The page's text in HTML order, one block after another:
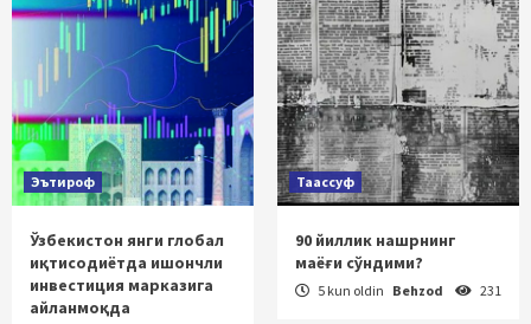
Эътироф
Ўзбекистон янги глобал
иқтисодиётда ишончли
инвестиция марказига
айланмоқда
Таассуф
90 йиллик нашрнинг
маёғи сўндими?
5 kun oldin Behzod 231